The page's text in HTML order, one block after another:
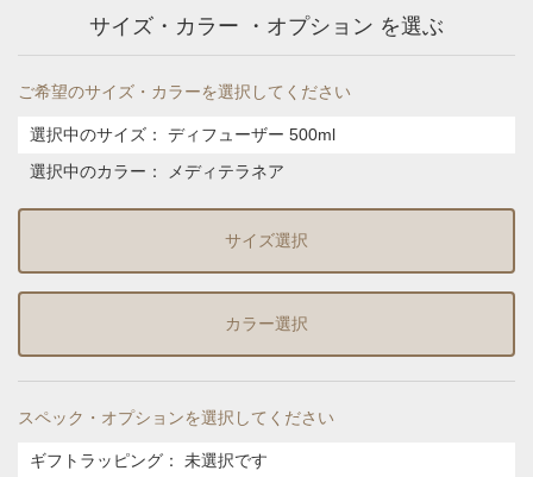
サイズ・カラー ・オプション を選ぶ
ご希望のサイズ・カラーを選択してください
選択中のサイズ：
ディフューザー 500ml
選択中のカラー：
メディテラネア
サイズ選択
カラー選択
スペック・オプションを選択してください
ギフトラッピング ： 未選択です